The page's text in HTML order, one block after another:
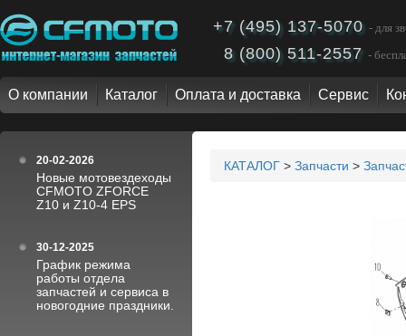
+7 (495) 137-5070 - для
8 (800) 511-2557 -
О компании Каталог Оплата и доставка Сервис
20-02-2026
Новые мотовездеходы
CFMOTO ZFORCE
Z10 и Z10-4 EPS
30-12-2025
График режима
работы отдела
запчастей и сервиса в
новогодние праздники.
КАТАЛОГ > Запчасти >